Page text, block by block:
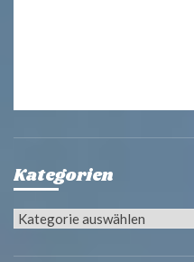
Kategorien
Kategorien